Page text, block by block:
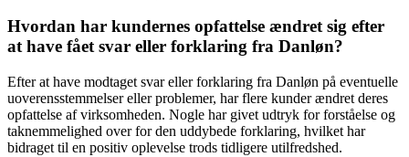
Hvordan har kundernes opfattelse ændret sig efter
at have fået svar eller forklaring fra Danløn?
Efter at have modtaget svar eller forklaring fra Danløn på eventuelle
uoverensstemmelser eller problemer, har flere kunder ændret deres
opfattelse af virksomheden. Nogle har givet udtryk for forståelse og
taknemmelighed over for den uddybede forklaring, hvilket har
bidraget til en positiv oplevelse trods tidligere utilfredshed.